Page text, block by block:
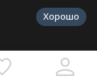
Хорошо